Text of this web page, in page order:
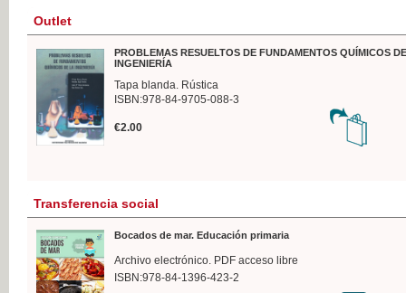
Outlet
PROBLEMAS RESUELTOS DE FUNDAMENTOS QUÍMICOS
INGENIERÍA
Tapa blanda. Rústica
ISBN:978-84-9705-088-3
€2.00
Transferencia social
Bocados de mar. Educación primaria
Archivo electrónico. PDF acceso libre
ISBN:978-84-1396-423-2